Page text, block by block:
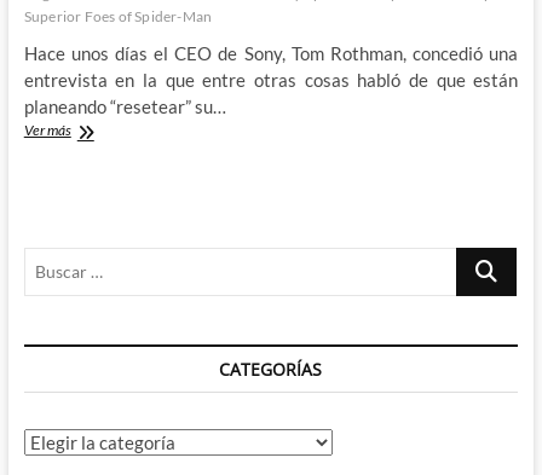
Superior Foes of Spider-Man
Hace unos días el CEO de Sony, Tom Rothman, concedió una
entrevista en la que entre otras cosas habló de que están
planeando “resetear” su…
Ver másReseteando
Buscar
CATEGORÍAS
Categorías